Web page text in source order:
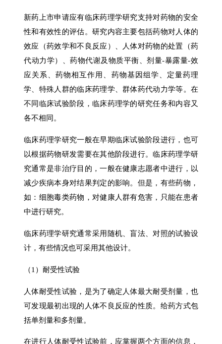
新药上市申请应有临床药理学研究支持对药物的安全
性和有效性的评估。研究内容主要包括药物对人体的
效应（药效学和不良反应）、人体对药物的处置（药
代动力学）、药物代谢及物质平衡、剂量-暴露量-效
应关系、药物相互作用、药物基因组学、定量药理
学、特殊人群的临床药理学、群体药代动力学等。在
不同临床试验阶段，临床药理学的研究任务和内容又
各不相同。
临床药理学研究一般在早期临床试验阶段进行，也可
以根据药物研发需要在其他阶段进行。临床药理学研
究通常是非治疗目的，一般在健康志愿者中进行，以
减少疾病本身对结果判定的影响。但是，有些药物，
如：细胞毒类药物，对健康人群有危害，只能在患者
中进行研究。
临床药理学研究通常采用随机、盲法、对照的试验设
计，有些情况也可采用其他设计。
（1）耐受性试验
人体耐受性试验，是为了确定人体最大耐受剂量，也
可发现最初出现的人体不良反应的性质。给药方式包
括单剂量和多剂量。
在进行人体耐受性试验前，应掌握两个方面的信息，